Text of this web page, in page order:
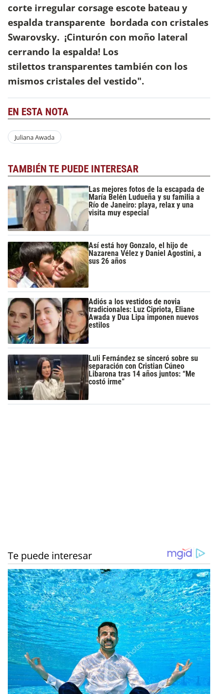
corte irregular corsage escote bateau y
espalda transparente bordada con cristales
Swarovsky. ¡Cinturón con moño lateral
cerrando la espalda! Los
stilettos transparentes también con los
mismos cristales del vestido".
EN ESTA NOTA
Juliana Awada
TAMBIÉN TE PUEDE INTERESAR
Las mejores fotos de la escapada de
María Belén Ludueña y su familia a
Río de Janeiro: playa, relax y una
visita muy especial
Así está hoy Gonzalo, el hijo de
Nazarena Vélez y Daniel Agostini, a
sus 26 años
Adiós a los vestidos de novia
tradicionales: Luz Cipriota, Eliane
Awada y Dua Lipa imponen nuevos
estilos
Luli Fernández se sinceró sobre su
separación con Cristian Cúneo
Libarona tras 14 años juntos: “Me
costó irme”